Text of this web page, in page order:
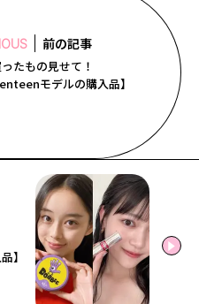
前の記事
たもの見せて！
モデルの購入品】
】